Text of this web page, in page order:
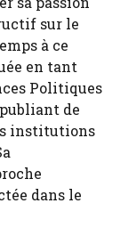
sur le
à ce
en tant
Politiques
de
institutions
dans le